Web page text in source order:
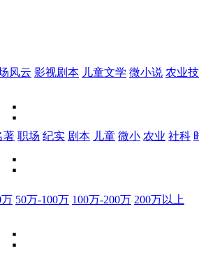
风云 影视剧本 儿童文学 微小说 农业
著 职场 纪实 剧本 儿童 微小 农业 社科
万 50万-100万 100万-200万 200万以上